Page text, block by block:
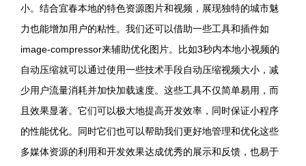
小。结合宜春本地的特色资源图片和视频，展现独特的城市魅
力也能增加用户的粘性。我们还可以借助一些工具和插件如
image-compressor来辅助优化图片。比如3秒内本地小视频的
自动压缩就可以通过使用一些技术手段自动压缩视频大小，减
少用户流量消耗并加快加载速度。这些工具不仅简单易用，而
且效果显著。它们可以极大地提高开发效率，同时保证小程序
的性能优化。同时它们也可以帮助我们更好地管理和优化这些
多媒体资源的利用和开发效果达成优秀的展示和反馈，也易于